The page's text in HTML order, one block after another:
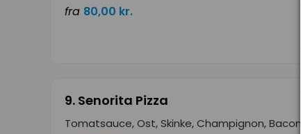
fra 80,00 kr.
9. Senorita Pizza
Tomatsauce, Ost, Skinke, Champignon, Bacon